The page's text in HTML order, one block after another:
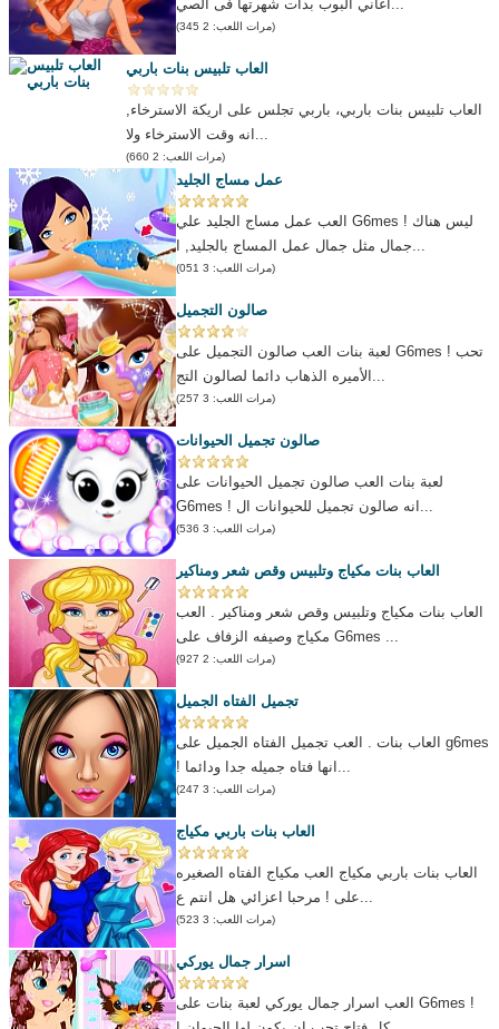
(مرات اللعب: 2 345)
العاب تلبيس بنات باربي
العاب تلبيس بنات باربي، باربي تجلس على اريكة الاسترخاء,
(مرات اللعب: 2 660)
عمل مساج الجليد
العب عمل مساج الجليد علي G6mes ! ليس هناك
(مرات اللعب: 3 051)
صالون التجميل
لعبة بنات العب صالون التجميل على G6mes ! تحب
(مرات اللعب: 3 257)
صالون تجميل الحيوانات
لعبة بنات العب صالون تجميل الحيوانات على
(مرات اللعب: 3 536)
العاب بنات مكياج وتلبيس وقص شعر ومناكير
العاب بنات مكياج وتلبيس وقص شعر ومناكير . العب
مكياج وصيفه الزفاف على G6mes ...
(مرات اللعب: 2 927)
تجميل الفتاه الجميل
العاب بنات . العب تجميل الفتاه الجميل على g6mes
(مرات اللعب: 3 247)
العاب بنات باربي مكياج
العاب بنات باربي مكياج العب مكياج الفتاه الصغيره
(مرات اللعب: 3 523)
اسرار جمال يوركي
العب اسرار جمال يوركي لعبة بنات على G6mes !